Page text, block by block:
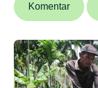
Komentar